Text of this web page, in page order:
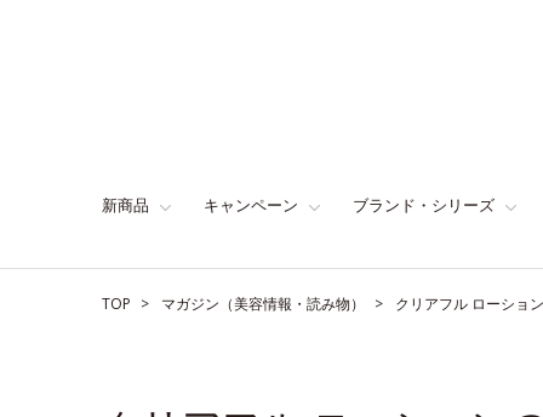
新商品 キャンペーン ブランド・シリーズ
TOP マガジン（美容情報・読み物） クリアフル ローショ